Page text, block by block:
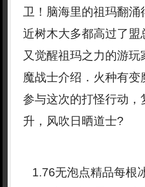
卫！脑海里的祖玛翻
近树木大多都高过了
又觉醒祖玛之力的游
魔战士介绍．火种有
参与这次的打怪行动
升，风吹日晒道士?
1.76无泡点精品每根